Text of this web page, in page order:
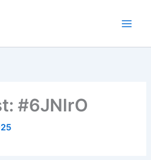
#6JNlrO